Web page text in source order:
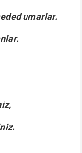
umarlar.